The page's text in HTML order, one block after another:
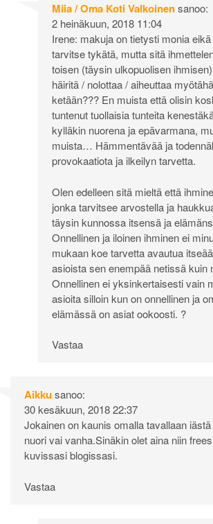
Miia / Oma Koti Valkoinensanoo:
2 heinäkuun, 2018 11:04
Irene: makuja on tietysti monia
tarvitse tykätä, mutta sitä
toisen (täysin ulkopuolisen
häiritä / nolottaa / aiheuttaa
ketään??? En muista että olisin
tuntenut tuollaisia tunteita
kylläkin nuorena ja epävarmana,
muista… Hämmentävää ja
provokaatiota ja ilkeilyn tarvetta.
Olen edelleen sitä mieltä että
jonka tarvitsee arvostella ja
täysin kunnossa itsensä ja
Onnellinen ja iloinen ihminen ei
mukaan koe tarvetta avautua
asioista sen enempää netissä kuin
Onnellinen ei yksinkertaisesti vain
asioita silloin kun on onnellinen ja
elämässä on asiat ookoosti. ?
Vastaa
Aikkusanoo:
30 kesäkuun, 2018 22:37
Jokainen on kaunis omalla tavallaan
nuori vai vanha.Sinäkin olet aina niin
kuvissasi blogissasi.
Vastaa